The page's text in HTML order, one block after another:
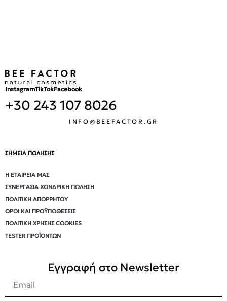
InstagramTikTokFacebook
+30 243 107 8026
INFO@BEEFACTOR.GR
ΣΗΜΕΙΑ ΠΩΛΗΣΗΣ
Η ΕΤΑΙΡΕΊΑ ΜΑΣ
ΣΥΝΕΡΓΑΣΊΑ ΧΟΝΔΡΙΚΉ ΠΏΛΗΣΗ
ΠΟΛΙΤΙΚΉ ΑΠΟΡΡΉΤΟΥ
ΌΡΟΙ ΚΑΙ ΠΡΟΫΠΟΘΈΣΕΙΣ
ΠΟΛΙΤΙΚΉ ΧΡΉΣΗΣ COOKIES
TESTER ΠΡΟΪΌΝΤΩΝ
Εγγραφή στο Newsletter